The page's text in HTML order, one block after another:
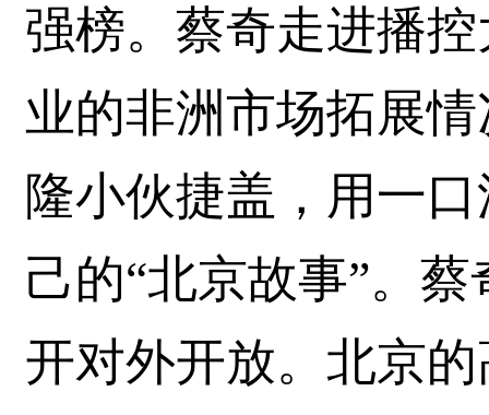
强榜。蔡奇走进播
业的非洲市场拓展
隆小伙捷盖，用一
己的“北京故事”。
开对外开放。北京